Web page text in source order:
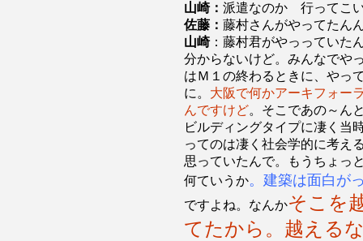
山崎： 派遣なのか 行ってこ
佐藤： 藤村さんがやってたん
山崎：藤村君がやっっていた
分からないけど。みんなでや
はＭ１の終わるときに、やっ
に。 大阪で何かアーキフォー
んですけど。そこであの～ん
ビルディングタイプに凄く当
ってのは凄く社会学的に考え
思っていたんで。もうちょっ
何ていうか。建築は面白が
ですよね。なんかそこを
てたから。越える